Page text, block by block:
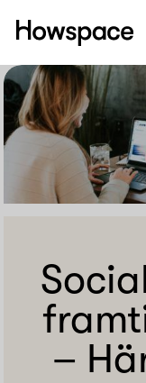
Hoppa
till
innehållet
Howspace
–